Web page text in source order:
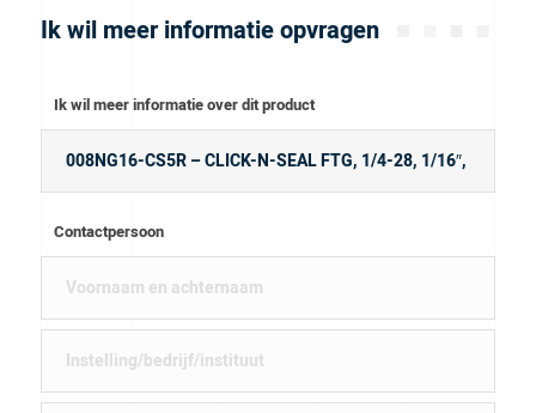
Ik wil meer informatie opvragen
Ik wil meer informatie over dit product
Contactpersoon